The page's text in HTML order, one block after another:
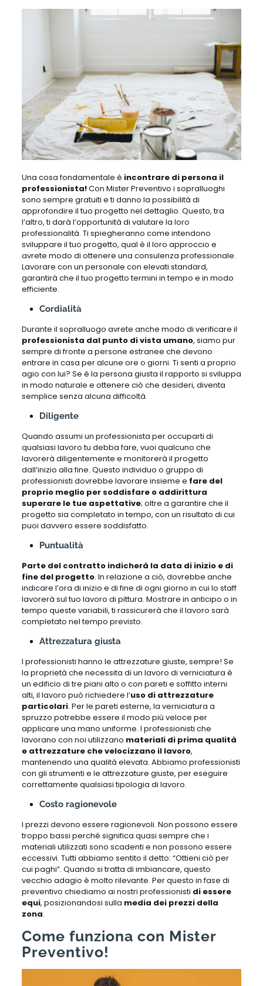
Una cosa fondamentale è incontrare di persona il
professionista!Con Mister Preventivo i sopralluoghi
sono sempre gratuiti e ti danno la possibilità di
approfondire il tuo progetto nel dettaglio. Questo, tra
l’altro, ti darà l’opportunità di valutare la loro
professionalità. Ti spiegheranno come intendono
sviluppare il tuo progetto, qual è il loro approccio e
avrete modo di ottenere una consulenza professionale.
Lavorare con un personale con elevati standard,
garantirà che il tuo progetto termini in tempo e in modo
efficiente.
Cordialità
Durante il sopralluogo avrete anche modo di verificare il
professionista dal punto di vista umano, siamo pur
sempre di fronte a persone estranee che devono
entrare in casa per alcune ore o giorni. Ti senti a proprio
agio con lui? Se è la persona giusta il rapporto si sviluppa
in modo naturale e ottenere ciò che desideri, diventa
semplice senza alcuna difficoltà.
Diligente
Quando assumi un professionista per occuparti di
qualsiasi lavoro tu debba fare, vuoi qualcuno che
lavorerà diligentemente e monitorerà il progetto
dall’inizio alla fine. Questo individuo o gruppo di
professionisti dovrebbe lavorare insieme e fare del
proprio meglio per soddisfare o addirittura
superare le tue aspettative; oltre a garantire che il
progetto sia completato in tempo, con un risultato di cui
puoi davvero essere soddisfatto.
Puntualità
Parte del contratto indicherà la data di inizio e di
fine del progetto. In relazione a ciò, dovrebbe anche
indicare l’ora di inizio e di fine di ogni giorno in cui lo staff
lavorerà sul tuo lavoro di pittura. Mostrare in anticipo o in
tempo queste variabili, ti rassicurerà che il lavoro sarà
completato nel tempo previsto.
Attrezzatura giusta
I professionisti hanno le attrezzature giuste, sempre! Se
la proprietà che necessita di un lavoro di verniciatura è
un edificio di tre piani alto o con pareti e soffitto interni
alti, il lavoro può richiedere l’uso di attrezzature
particolari. Per le pareti esterne, la verniciatura a
spruzzo potrebbe essere il modo più veloce per
applicare una mano uniforme. I professionisti che
lavorano con noi utilizzano materiali di prima qualità
e attrezzature che velocizzano il lavoro,
mantenendo una qualità elevata. Abbiamo professionisti
con gli strumenti e le attrezzature giuste, per eseguire
correttamente qualsiasi tipologia di lavoro.
Costo ragionevole
I prezzi devono essere ragionevoli. Non possono essere
troppo bassi perché significa quasi sempre che i
materiali utilizzati sono scadenti e non possono essere
eccessivi. Tutti abbiamo sentito il detto: “Ottieni ciò per
cui paghi”. Quando si tratta di imbiancare, questo
vecchio adagio è molto rilevante. Per questo in fase di
preventivo chiediamo ai nostri professionisti di essere
equi, posizionandosi sulla media dei prezzi della
zona.
Come funziona con Mister
Preventivo!